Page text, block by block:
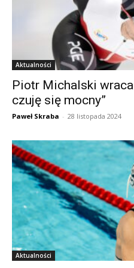
Aktualności
Piotr Michalski
czuję się mocny”
Paweł Skraba - 28 listopada 2024
Aktualności